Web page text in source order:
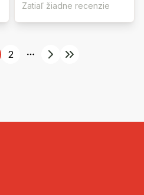
Zatiaľ žiadne recenzie
2
More pages